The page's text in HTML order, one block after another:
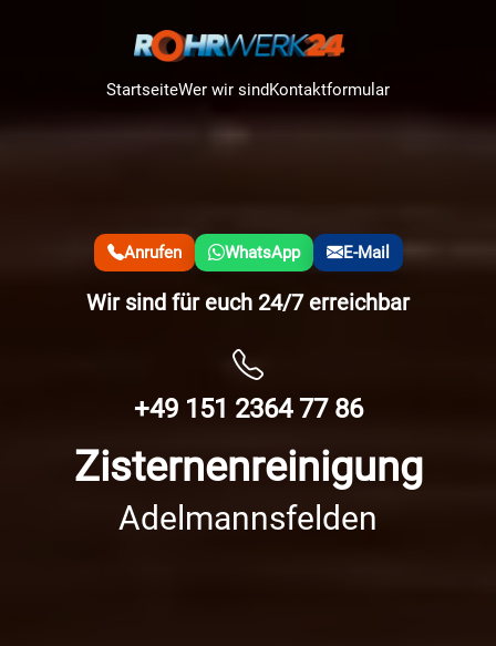
StartseiteWer wir sindKontaktformular
Anrufen WhatsApp E-Mail
Wir sind für euch 24/7 erreichbar
+49 151 2364 77 86
Zisternenreinigung
Adelmannsfelden